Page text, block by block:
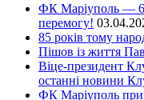
ФК Маріуполь — 64
перемогу!
85 років тому
Пішов із життя
Віце-президент
останні новини
ФК Маріуполь